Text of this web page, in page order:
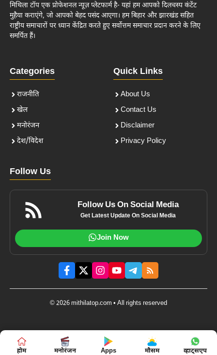
मिथिला टॉप एक प्रोफेशनल न्यूज़ प्लेटफार्म है- यहां हम आपको दिलचस्प कंटेंट
मुहैया कराएंगे, जो आपको बेहद पसंद आएगा। हम बिहार और झारखंड सहित
राष्ट्रीय समाचारों पर ध्यान केंद्रित करते हुए सर्वोत्तम समाचार प्रदान करने के लिए
समर्पित हैं।
Categories
राजनीति
खेल
मनोरंजन
देश/विदेश
Quick Links
About Us
Contact Us
Disclaimer
Privacy Policy
Follow Us
Follow Us On Social Media
Get Latest Update On Social Media
Join Now
© 2026 mithilatop.com • All rights reserved
होम मनोरंजन Apps मौसम व्हाट्सएप